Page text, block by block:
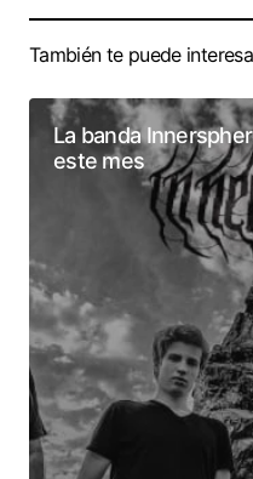
También te puede
La banda
este mes